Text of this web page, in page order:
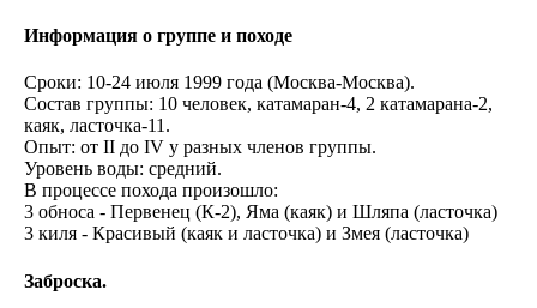
Информация о группе и походе
Сроки: 10-24 июля 1999 года (Москва-Москва).
Состав группы: 10 человек, катамаран-4, 2 катамарана-2,
каяк, ласточка-11.
Опыт: от II до IV у разных членов группы.
Уровень воды: средний.
В процессе похода произошло:
3 обноса - Первенец (К-2), Яма (каяк) и Шляпа (ласточка)
3 киля - Красивый (каяк и ласточка) и Змея (ласточка)
Заброска.